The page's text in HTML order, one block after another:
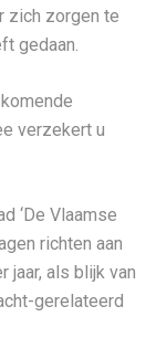
zich zorgen te
gedaan.
verzekert u
‘De Vlaamse
richten aan
jaar, als blijk van
gerelateerd